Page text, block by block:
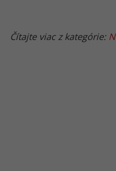
Čítajte viac z kategórie: